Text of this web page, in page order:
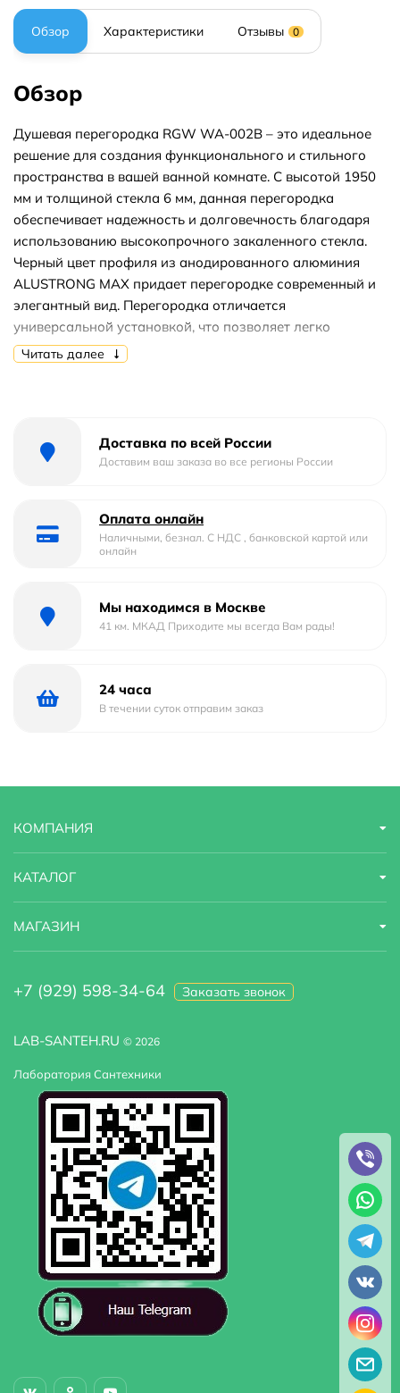
Обзор Характеристики Отзывы 0
Обзор
Душевая перегородка RGW WA-002B – это идеальное
решение для создания функционального и стильного
пространства в вашей ванной комнате. С высотой 1950
мм и толщиной стекла 6 мм, данная перегородка
обеспечивает надежность и долговечность благодаря
использованию высокопрочного закаленного стекла.
Черный цвет профиля из анодированного алюминия
ALUSTRONG MAX придает перегородке современный и
элегантный вид. Перегородка отличается
универсальной установкой, что позволяет легко
монтировать её даже в помещениях с неровными
герметичности 3 предотвращает утечки и брызги,
создавая комфортное пространство во время душевых
перегородкой, позволяя быстро очищать её от
загрязнений. Регулируемый профиль обеспечивает
эксплуатации 15 лет и обеспечивается гарантией 3
года, что подтверждает её высокое качество и
WA-002B
Читать далее
Доставка по всей России
Доставим ваш заказа во все регионы России
Оплата онлайн
Наличными, безнал. С НДС , банковской картой или
онлайн
Мы находимся в Москве
41 км. МКАД Приходите мы всегда Вам рады!
24 часа
В течении суток отправим заказ
LAB-SANTEH.RU © 2026
Лаборатория Сантехники
КОМПАНИЯ
КАТАЛОГ
МАГАЗИН
+7 (929) 598-34-64 Заказать звонок